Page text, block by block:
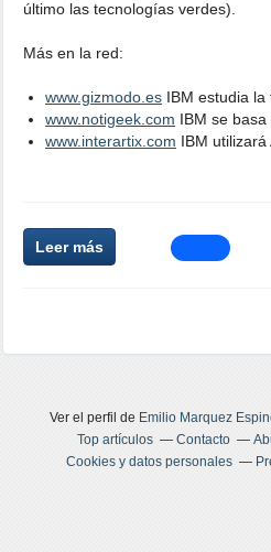
último las tecnologías verdes).
Más en la red:
www.gizmodo.es IBM estudia la
www.notigeek.com IBM se
www.interartix.com IBM utilizará
Leer más
Ver el perfil de Emilio Marquez
Top artículos
Contacto
Cookies y datos personales